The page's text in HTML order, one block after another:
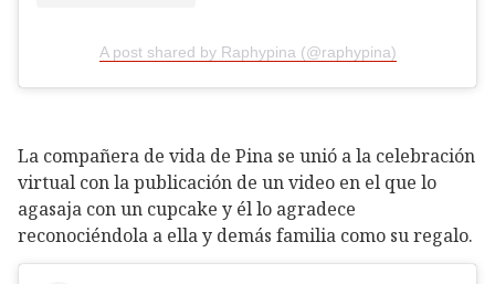
A post shared by Raphypina (@raphypina)
La compañera de vida de Pina se unió a la celebración
virtual con la publicación de un video en el que lo
agasaja con un cupcake y él lo agradece
reconociéndola a ella y demás familia como su regalo.